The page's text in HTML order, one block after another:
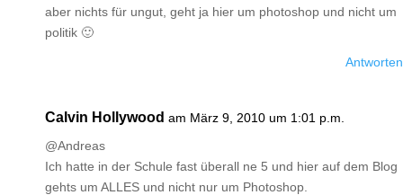
aber nichts für ungut, geht ja hier um photoshop und nicht um
politik 🙂
Antworten
Calvin Hollywood am März 9, 2010 um 1:01 p.m.
@Andreas
Ich hatte in der Schule fast überall ne 5 und hier auf dem Blog
gehts um ALLES und nicht nur um Photoshop.